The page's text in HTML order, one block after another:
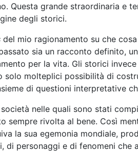
Questa grande straordinaria e
degli storici.
del mio ragionamento su che
sia un racconto definito,
per la vita. Gli storici
solo molteplici possibilità di
di questioni interpretative
società nelle quali sono stati
sempre rivolta al bene. Così
la sua egemonia mondiale,
di personaggi e di fenomeni che